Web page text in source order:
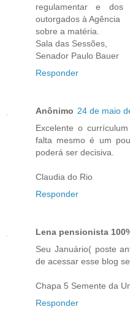
regulamentar e dos
outorgados à Agência
sobre a matéria.
Sala das Sessões,
Senador Paulo Bauer
Responder
Anônimo 24 de maio
Excelente o
falta mesmo é um
poderá ser decisiva.
Claudia do Rio
Responder
Lena pensionista
Seu Januário( poste
de acessar esse blog
Chapa 5 Semente da
Responder